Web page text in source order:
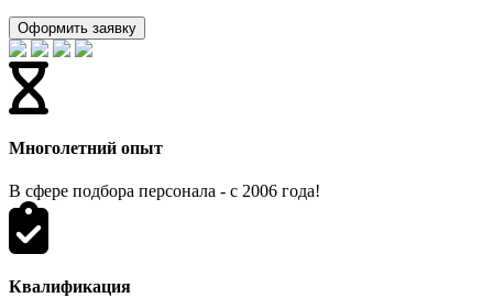
Оформить заявку
Многолетний опыт
В сфере подбора персонала - с 2006 года!
Квалификация